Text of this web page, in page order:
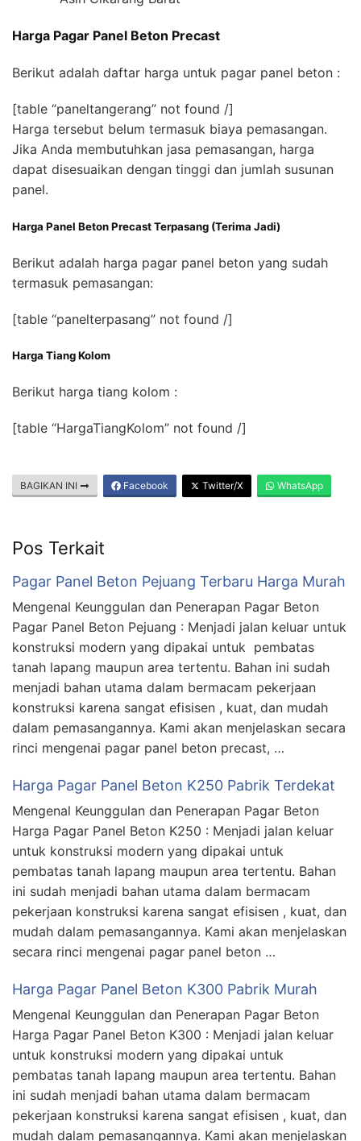
Harga Pagar Panel Beton Precast
Berikut adalah daftar harga untuk pagar panel beton :
[table “paneltangerang” not found /]
Harga tersebut belum termasuk biaya pemasangan.
Jika Anda membutuhkan jasa pemasangan, harga
dapat disesuaikan dengan tinggi dan jumlah susunan
panel.
Harga Panel Beton Precast Terpasang (Terima Jadi)
Berikut adalah harga pagar panel beton yang sudah
termasuk pemasangan:
[table “panelterpasang” not found /]
Harga Tiang Kolom
Berikut harga tiang kolom :
[table “HargaTiangKolom” not found /]
BAGIKAN INI Facebook Twitter/X WhatsApp
Pos Terkait
Pagar Panel Beton Pejuang Terbaru Harga Murah
Mengenal Keunggulan dan Penerapan Pagar Beton
Pagar Panel Beton Pejuang : Menjadi jalan keluar untuk
konstruksi modern yang dipakai untuk pembatas
tanah lapang maupun area tertentu. Bahan ini sudah
menjadi bahan utama dalam bermacam pekerjaan
konstruksi karena sangat efisisen , kuat, dan mudah
dalam pemasangannya. Kami akan menjelaskan secara
rinci mengenai pagar panel beton precast, …
Harga Pagar Panel Beton K250 Pabrik Terdekat
Mengenal Keunggulan dan Penerapan Pagar Beton
Harga Pagar Panel Beton K250 : Menjadi jalan keluar
untuk konstruksi modern yang dipakai untuk
pembatas tanah lapang maupun area tertentu. Bahan
ini sudah menjadi bahan utama dalam bermacam
pekerjaan konstruksi karena sangat efisisen , kuat, dan
mudah dalam pemasangannya. Kami akan menjelaskan
secara rinci mengenai pagar panel beton …
Harga Pagar Panel Beton K300 Pabrik Murah
Mengenal Keunggulan dan Penerapan Pagar Beton
Harga Pagar Panel Beton K300 : Menjadi jalan keluar
untuk konstruksi modern yang dipakai untuk
pembatas tanah lapang maupun area tertentu. Bahan
ini sudah menjadi bahan utama dalam bermacam
pekerjaan konstruksi karena sangat efisisen , kuat, dan
mudah dalam pemasangannya. Kami akan menjelaskan